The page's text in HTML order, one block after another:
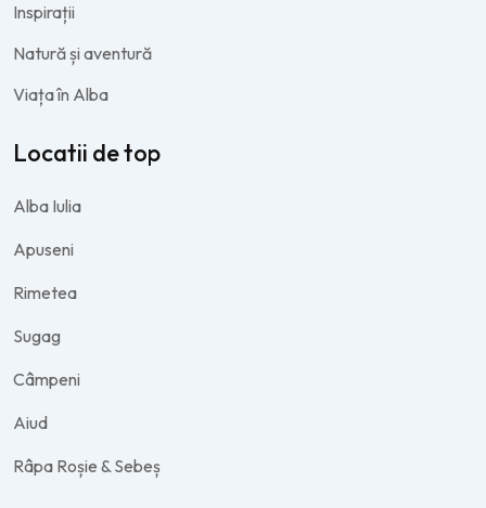
Inspirații
Natură și aventură
Viața în Alba
Locatii de top
Alba Iulia
Apuseni
Rimetea
Sugag
Câmpeni
Aiud
Râpa Roșie & Sebeș